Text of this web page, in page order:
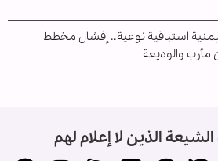
استباقية نوعية.. إفشال مخطط
والوديعة
الذين لا إعلام لهم